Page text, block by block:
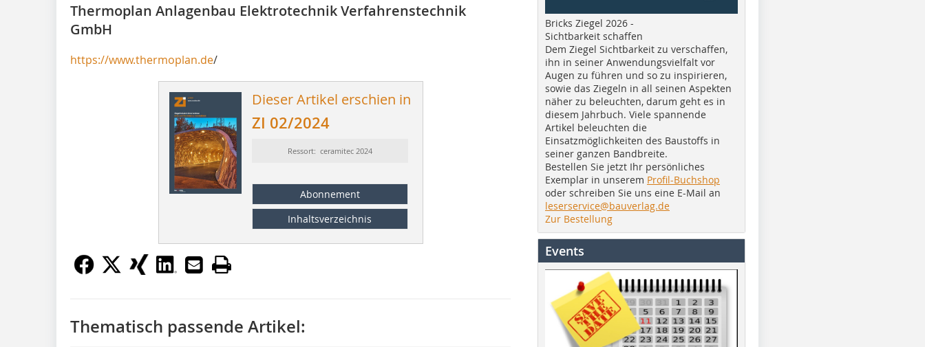
Thermoplan Anlagenbau Elektrotechnik Verfahrenstechnik
GmbH
https://www.thermoplan.de/
Dieser Artikel erschien in
ZI 02/2024
Ressort: ceramitec 2024
Abonnement
Inhaltsverzeichnis
Thematisch passende Artikel:
Bricks Ziegel 2026 -
Sichtbarkeit schaffen
Dem Ziegel Sichtbarkeit zu verschaffen,
ihn in seiner Anwendungsvielfalt vor
Augen zu führen und so zu inspirieren,
sowie das Ziegeln in all seinen Aspekten
näher zu beleuchten, darum geht es in
diesem Jahrbuch. Viele spannende
Artikel beleuchten die
Einsatzmöglichkeiten des Baustoffs in
seiner ganzen Bandbreite.
Bestellen Sie jetzt Ihr persönliches
Exemplar in unserem Profil-Buchshop
oder schreiben Sie uns eine E-Mail an
leserservice@bauverlag.de
Zur Bestellung
Events